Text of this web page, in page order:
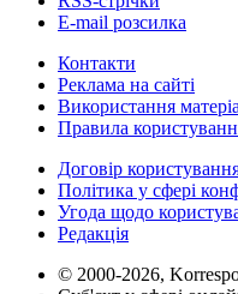
E-mail розсилка
Контакти
Реклама на сайті
Використання
Правила
Договір
Політика у сфері
Угода щодо
Редакція
© 2000-2026,